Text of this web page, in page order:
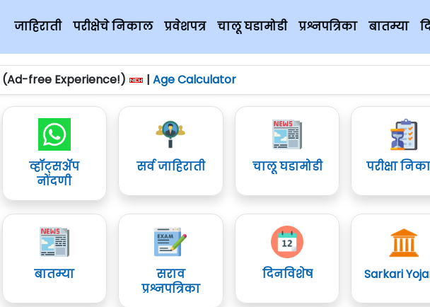
जाहिराती परीक्षेचे निकाल प्रवेशपत्र चालू घडामोडी प्रश्नपत्रिका बातम्या
(Ad-free Experience!) | Age Calculator
व्हॉट्सॲप
नोंदणी
सर्व जाहिराती चालू घडामोडी परीक्षा
बातम्या
सराव
प्रश्नपत्रिका
दिनविशेष Sarkari